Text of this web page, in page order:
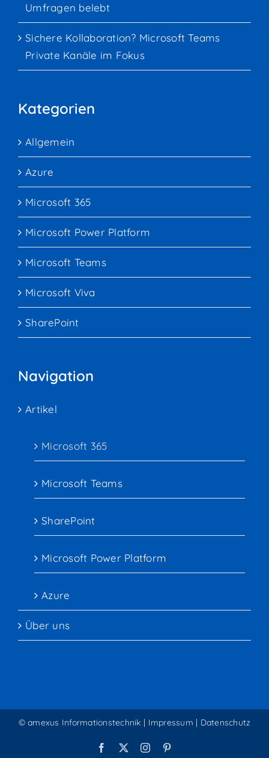
Umfragen belebt
Sichere Kollaboration? Microsoft Teams
Private Kanäle im Fokus
Kategorien
Allgemein
Azure
Microsoft 365
Microsoft Power Platform
Microsoft Teams
Microsoft Viva
SharePoint
Navigation
Artikel
Microsoft 365
Microsoft Teams
SharePoint
Microsoft Power Platform
Azure
Über uns
© amexus Informationstechnik | Impressum | Datenschutz
Facebook Instagram